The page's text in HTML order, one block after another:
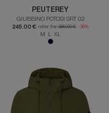
PEUTEREY
GIUBBINO POTOSI SRT 02
245.00 € rather than380.00 € -36%
M L XL